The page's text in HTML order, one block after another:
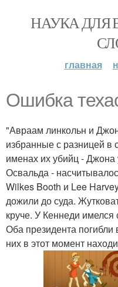
НАУКА ДЛЯ
главная
Ошибка
"Авраам линкольн и
избранные с разницей в
именах их убийц - Джона
Освальда -
Wilkes Booth и Lee
дожили до суда.
круче. У Кеннеди имелся
Оба президента
них в этот момент